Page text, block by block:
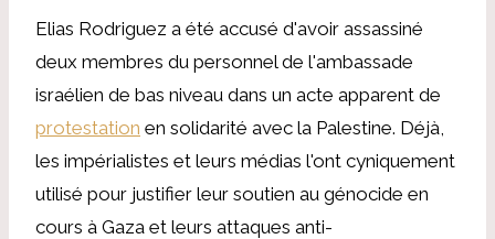
Elias Rodriguez a été accusé d'avoir assassiné
deux membres du personnel de l'ambassade
israélien de bas niveau dans un acte apparent de
protestation en solidarité avec la Palestine. Déjà,
les impérialistes et leurs médias l'ont cyniquement
utilisé pour justifier leur soutien au génocide en
cours à Gaza et leurs attaques anti-